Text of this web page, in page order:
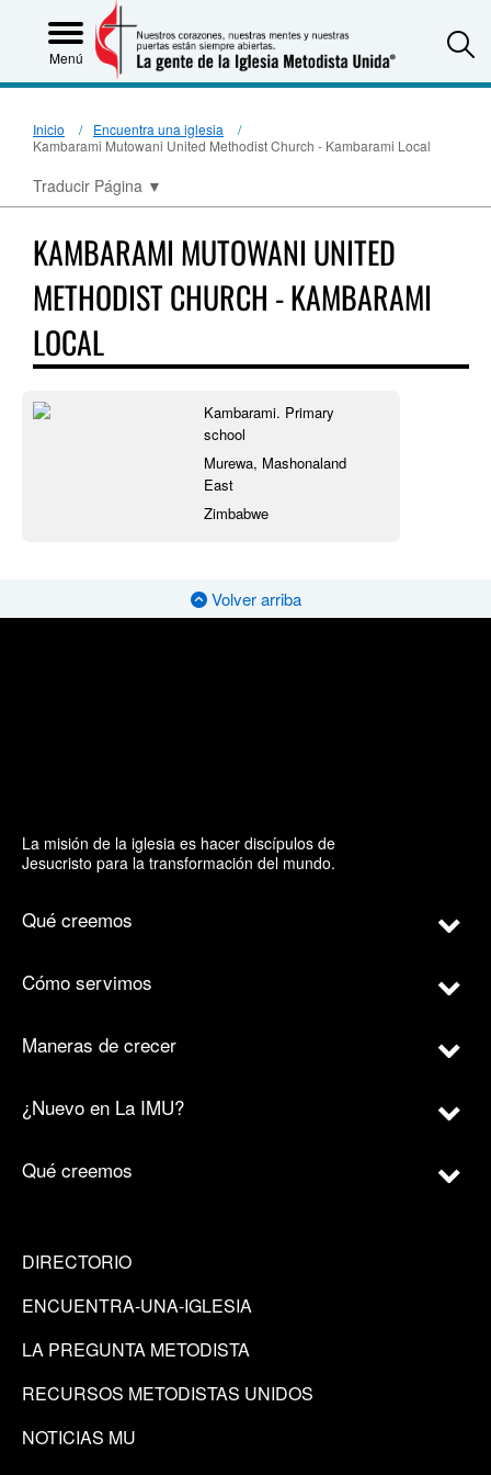
Menú
Inicio
Encuentra una iglesia
Kambarami Mutowani United Methodist Church - Kambarami Local
Traducir Página ▼
KAMBARAMI MUTOWANI UNITED
METHODIST CHURCH - KAMBARAMI
LOCAL
Kambarami. Primary
school
Murewa, Mashonaland
East
Zimbabwe
Volver arriba
La misión de la iglesia es hacer discípulos de
Jesucristo para la transformación del mundo.
Qué creemos
Cómo servimos
Maneras de crecer
¿Nuevo en La IMU?
Qué creemos
DIRECTORIO
ENCUENTRA-UNA-IGLESIA
LA PREGUNTA METODISTA
RECURSOS METODISTAS UNIDOS
NOTICIAS MU